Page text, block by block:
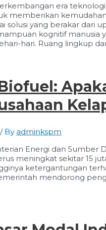
era
memberikan
solusi yang berakar dari
kognitif
hari. Ruang lingkup
/ By adminkspm
Energi dan Sumber
meningkat sekitar 15
ketergantungan
mendorong